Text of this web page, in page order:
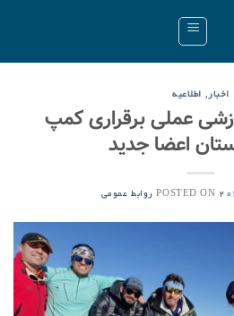
اخبار, اطلاعیه
عملی برقراری کمپ
اعضا جدید
POSTED ON روابط عمومی